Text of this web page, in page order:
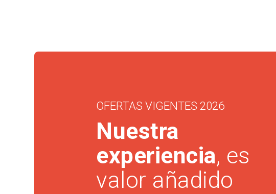
OFERTAS VIGENTES 2026
Nuestra
experiencia, es
valor añadido